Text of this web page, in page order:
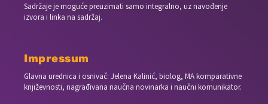
Sadržaje je moguće preuzimati samo integralno, uz navođenje
izvora i linka na sadržaj.
Impressum
Glavna urednica i osnivač: Jelena Kalinić, biolog, MA komparativne
književnosti, nagrađivana naučna novinarka i naučni komunikator.